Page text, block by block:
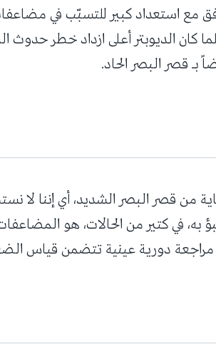
مع استعداد كبير للتسبّب في
كان الديوبتر أعلى ازداد خطر
بـ قصر البصر الحاد.
من قصر البصر الشديد، أي إننا لا
به، في كتير من الحالات، هو
دورية عينية تتضمن قياس